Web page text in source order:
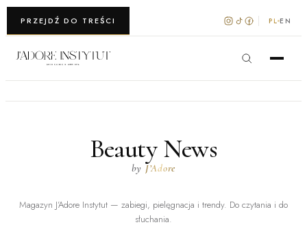
PRZEJDŹ DO TREŚCI
WARSZAWA · KRAKÓW PL EN
Beauty News
by J’Adore
Magazyn J’Adore Instytut — zabiegi, pielęgnacja i trendy. Do czytania i do
słuchania.